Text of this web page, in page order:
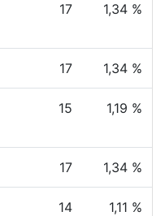
17 1,34 %
17 1,34 %
15 1,19 %
17 1,34 %
14 1,11 %